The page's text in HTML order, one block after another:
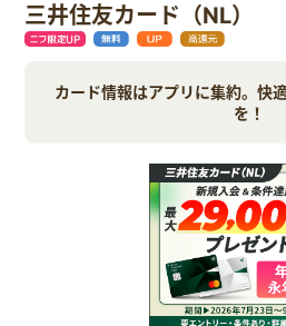
三井住友カード（NL）
カード情報はアプリに集約。快
を！